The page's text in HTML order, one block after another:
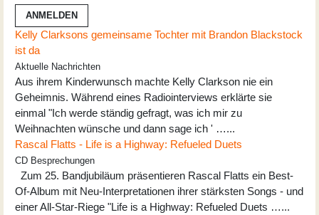
ANMELDEN
Kelly Clarksons gemeinsame Tochter mit Brandon Blackstock
ist da
Aktuelle Nachrichten
Aus ihrem Kinderwunsch machte Kelly Clarkson nie ein
Geheimnis. Während eines Radiointerviews erklärte sie
einmal "Ich werde ständig gefragt, was ich mir zu
Weihnachten wünsche und dann sage ich ' …...
Rascal Flatts - Life is a Highway: Refueled Duets
CD Besprechungen
Zum 25. Bandjubiläum präsentieren Rascal Flatts ein Best-
Of-Album mit Neu-Interpretationen ihrer stärksten Songs - und
einer All-Star-Riege "Life is a Highway: Refueled Duets …...